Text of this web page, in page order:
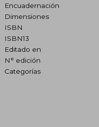
Encuadernación
Dimensiones
ISBN
ISBN13
Editado en
N° edición
Categorías